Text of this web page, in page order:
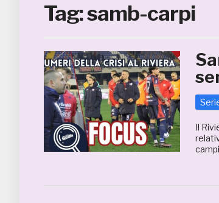
Tag:samb-carpi
Il